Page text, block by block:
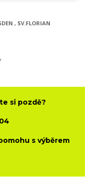
, SV.FLORIAN
si pozdě?
pomohu s výběrem